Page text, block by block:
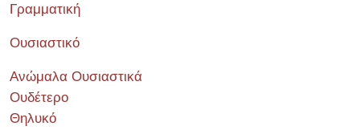
Γραμματική
Ουσιαστικό
Ανώμαλα Ουσιαστικά
Ουδέτερο
Θηλυκό